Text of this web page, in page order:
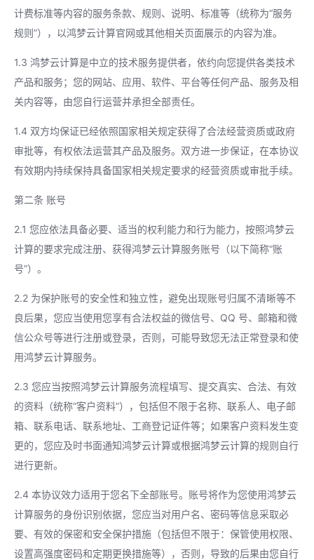
计费标准等内容的服务条款、规则、说明、标准等（统称为“服务
规则”），以鸿梦云计算官网或其他相关页面展示的内容为准。
1.3 鸿梦云计算是中立的技术服务提供者，依约向您提供各类技术
产品和服务；您的网站、应用、软件、平台等任何产品、服务及相
关内容等，由您自行运营并承担全部责任。
1.4 双方均保证已经依照国家相关规定获得了合法经营资质或政府
审批等，有权依法运营其产品及服务。双方进一步保证，在本协议
有效期内持续保持具备国家相关规定要求的经营资质或审批手续。
第二条 账号
2.1 您应依法具备必要、适当的权利能力和行为能力，按照鸿梦云
计算的要求完成注册、获得鸿梦云计算服务账号（以下简称“账
号”）。
2.2 为保护账号的安全性和独立性，避免出现账号归属不清晰等不
良后果，您应当使用您享有合法权益的微信号、QQ 号、邮箱和微
信公众号等进行注册或登录，否则，可能导致您无法正常登录和使
用鸿梦云计算服务。
2.3 您应当按照鸿梦云计算服务流程填写、提交真实、合法、有效
的资料（统称“客户资料”），包括但不限于名称、联系人、电子邮
箱、联系电话、联系地址、工商登记证件等；如果客户资料发生变
更的，您应及时书面通知鸿梦云计算或根据鸿梦云计算的规则自行
进行更新。
2.4 本协议效力适用于您名下全部账号。账号将作为您使用鸿梦云
计算服务的身份识别依据，您应当对用户名、密码等信息采取必
要、有效的保密和安全保护措施（包括但不限于：保管使用权限、
设置高强度密码和定期更换措施等），否则，导致的后果由您自行